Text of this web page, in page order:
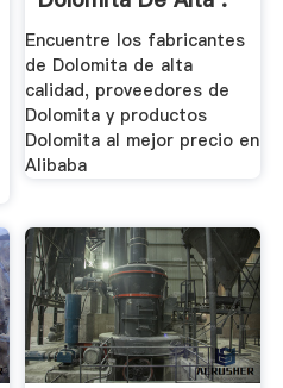
Encuentre los fabricantes
de Dolomita de alta
calidad, proveedores de
Dolomita y productos
Dolomita al mejor precio en
Alibaba